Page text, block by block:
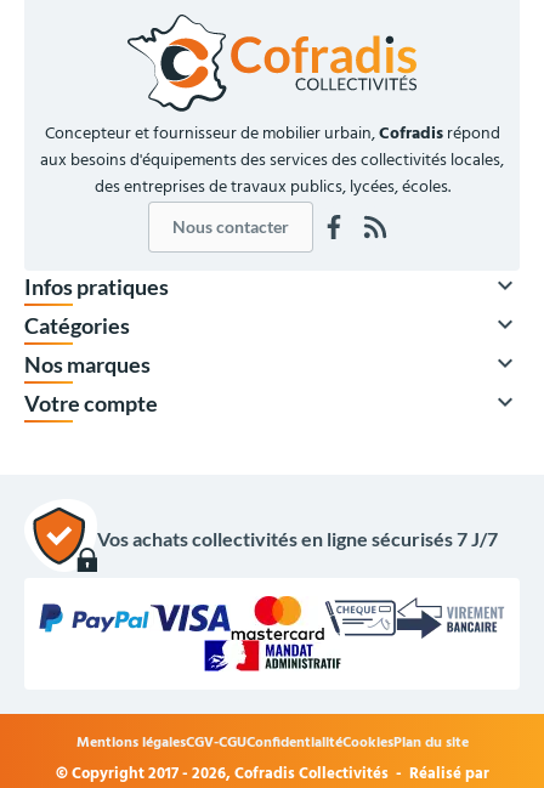
À partir de
88,00 €HT
Quantité
Prix unitaire HT
x5
106,00 €
x20
92,00 €
Concepteur et fournisseur de mobilier urbain,Cofradisrépond
aux besoins d'équipements des services des collectivités locales,
des entreprises de travaux publics, lycées, écoles.
Nous contacter
Infos pratiques 
Catégories 
Nos marques 
Votre compte 
Vos achats collectivités en ligne sécurisés 7 J/7
© Copyright 2017 - 2026,Cofradis Collectivités - Réalisé par
Mentions légalesCGV-CGUConfidentialitéCookiesPlan du site